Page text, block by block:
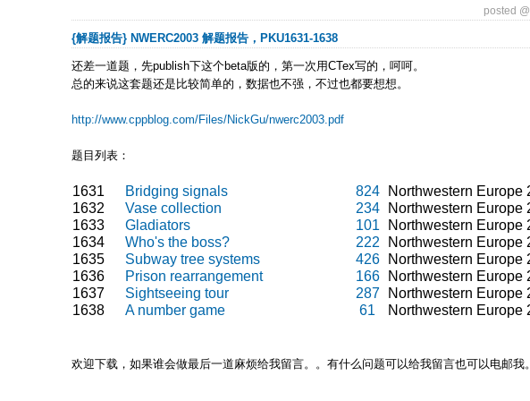
posted @
{解题报告} NWERC2003 解题报告，PKU1631-1638
还差一道题，先publish下这个beta版的，第一次用CTex写的，呵呵。
总的来说这套题还是比较简单的，数据也不强，不过也都要想想。
http://www.cppblog.com/Files/NickGu/nwerc2003.pdf
题目列表：
1631 Bridging signals 824
Northwestern Europe
1632
Vase collection 234
Northwestern Europe
1633
Gladiators 101
Northwestern Europe
1634
Who's the boss? 222
Northwestern Europe
1635
Subway tree systems 426
Northwestern Europe
1636
Prison rearrangement 166
Northwestern Europe
1637
Sightseeing tour 287
Northwestern Europe
1638
A number game 61 Northwestern Europe
欢迎下载，如果谁会做最后一道麻烦给我留言。。有什么问题可以给我留言也可以电邮我。